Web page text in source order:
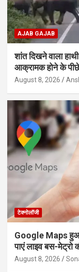
AJAB GAJAB
शांत दिखने वाला
आक्रामक होने के
August 8, 2026
टेक्नोलॉजी
Google Maps हुआ
पाएं लाइव बस-मेट्रो
August 8, 2026